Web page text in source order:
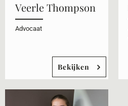
Veerle Thompson
Advocaat
Bekijken